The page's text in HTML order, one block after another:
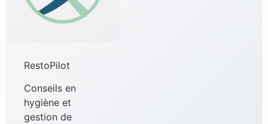
RestoPilot
Conseils en
hygiène et
gestion de